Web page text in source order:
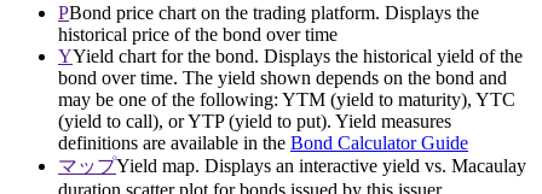
PBond price chart on the trading platform. Displays the
historical price of the bond over time
YYield chart for the bond. Displays the historical yield of the
bond over time. The yield shown depends on the bond and
may be one of the following: YTM (yield to maturity), YTC
(yield to call), or YTP (yield to put). Yield measures
definitions are available in the Bond Calculator Guide
マップYield map. Displays an interactive yield vs. Macaulay